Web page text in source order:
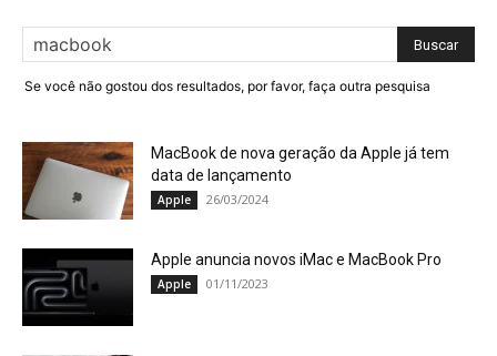
Se você não gostou dos resultados, por favor, faça outra pesquisa
MacBook de nova geração da Apple já tem
data de lançamento
Apple 26/03/2024
Apple anuncia novos iMac e MacBook Pro
Apple 01/11/2023